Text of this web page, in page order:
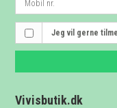
Jeg vil gerne
Vivisbutik.dk